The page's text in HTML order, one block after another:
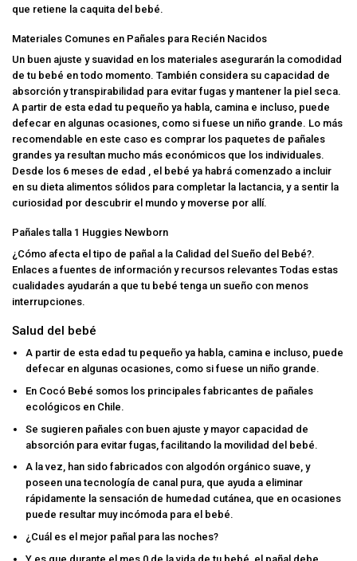
que retiene la caquita del bebé.
Materiales Comunes en Pañales para Recién Nacidos
Un buen ajuste y suavidad en los materiales asegurarán la comodidad
de tu bebé en todo momento. También considera su capacidad de
absorción y transpirabilidad para evitar fugas y mantener la piel seca.
A partir de esta edad tu pequeño ya habla, camina e incluso, puede
defecar en algunas ocasiones, como si fuese un niño grande. Lo más
recomendable en este caso es comprar los paquetes de pañales
grandes ya resultan mucho más económicos que los individuales.
Desde los 6 meses de edad , el bebé ya habrá comenzado a incluir
en su dieta alimentos sólidos para completar la lactancia, y a sentir la
curiosidad por descubrir el mundo y moverse por allí.
Pañales talla 1 Huggies Newborn
¿Cómo afecta el tipo de pañal a la Calidad del Sueño del Bebé?.
Enlaces a fuentes de información y recursos relevantes Todas estas
cualidades ayudarán a que tu bebé tenga un sueño con menos
interrupciones.
Salud del bebé
A partir de esta edad tu pequeño ya habla, camina e incluso, puede
defecar en algunas ocasiones, como si fuese un niño grande.
En Cocó Bebé somos los principales fabricantes de pañales
ecológicos en Chile.
Se sugieren pañales con buen ajuste y mayor capacidad de
absorción para evitar fugas, facilitando la movilidad del bebé.
A la vez, han sido fabricados con algodón orgánico suave, y
poseen una tecnología de canal pura, que ayuda a eliminar
rápidamente la sensación de humedad cutánea, que en ocasiones
puede resultar muy incómoda para el bebé.
¿Cuál es el mejor pañal para las noches?